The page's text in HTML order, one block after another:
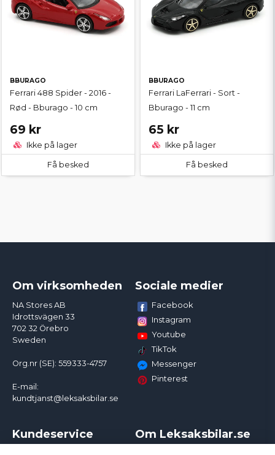
BBURAGO
Ferrari 488 Spider - 2016 -
Rød - Bburago - 10 cm
69 kr
Ikke på lager
Få besked
BBURAGO
Ferrari LaFerrari - Sort -
Bburago - 11 cm
65 kr
Ikke på lager
Få besked
Om virksomheden
NA Stores AB
Idrottsvägen 33
702 32 Örebro
Sweden
Org.nr (SE): 559333-4757
E-mail:
kundtjanst@leksaksbilar.se
Sociale medier
Facebook
Instagram
Youtube
TikTok
Messenger
Pinterest
Kundeservice Om Leksaksbilar.se